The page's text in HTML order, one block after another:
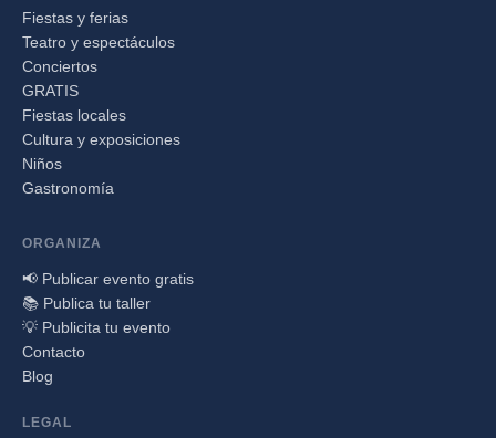
Fiestas y ferias
Teatro y espectáculos
Conciertos
GRATIS
Fiestas locales
Cultura y exposiciones
Niños
Gastronomía
ORGANIZA
📢 Publicar evento gratis
📚 Publica tu taller
💡 Publicita tu evento
Contacto
Blog
LEGAL